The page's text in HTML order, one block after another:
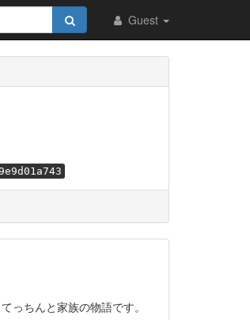
Guest
っちんと家族の物語です。